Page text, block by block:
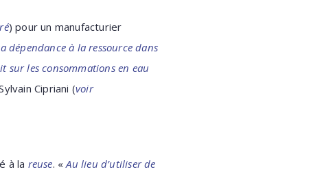
) pour un manufacturier
dépendance à la ressource dans
sur les consommations en eau
Cipriani (voir
à la reuse. «Au lieu d’utiliser de